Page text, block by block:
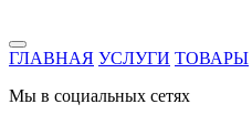
ГЛАВНАЯ УСЛУГИ ТОВАРЫ
Мы в социальных сетях